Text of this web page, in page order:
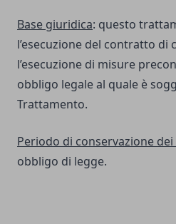
Base giuridica: questo
l’esecuzione del contratto di
l’esecuzione di misure
obbligo legale al quale è
Trattamento.
Periodo di conservazione
obbligo di legge.